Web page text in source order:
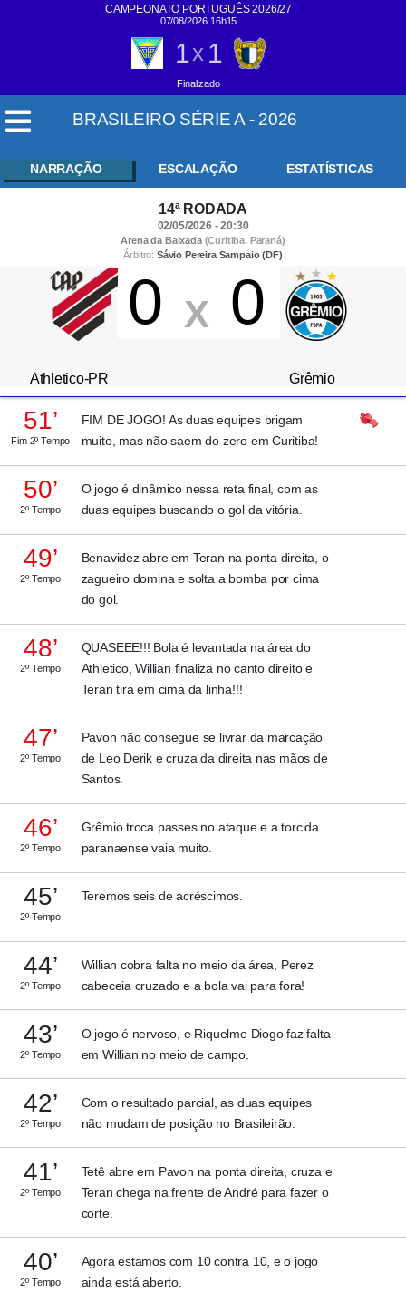
CAMPEONATO PORTUGUÊS 2026/27
07/08/2026 16h15
1x 1
Finalizado
BRASILEIRO SÉRIE A - 2026
NARRAÇÃO ESCALAÇÃO ESTATÍSTICAS
14ª RODADA
02/05/2026 - 20:30
Arena da Baixada (Curitiba, Paraná)
Árbitro: Sávio Pereira Sampaio (DF)
Athletico-PR
0 X 0
Grêmio
51’
Fim 2º Tempo
FIM DE JOGO! As duas equipes brigam
muito, mas não saem do zero em Curitiba!
50’
2º Tempo
O jogo é dinâmico nessa reta final, com as
duas equipes buscando o gol da vitória.
49’
2º Tempo
Benavidez abre em Teran na ponta direita, o
zagueiro domina e solta a bomba por cima
do gol.
48’
2º Tempo
QUASEEE!!! Bola é levantada na área do
Athletico, Willian finaliza no canto direito e
Teran tira em cima da linha!!!
47’
2º Tempo
Pavon não consegue se livrar da marcação
de Leo Derik e cruza da direita nas mãos de
Santos.
46’
2º Tempo
Grêmio troca passes no ataque e a torcida
paranaense vaia muito.
45’
2º Tempo
Teremos seis de acréscimos.
44’
2º Tempo
Willian cobra falta no meio da área, Perez
cabeceia cruzado e a bola vai para fora!
43’
2º Tempo
O jogo é nervoso, e Riquelme Diogo faz falta
em Willian no meio de campo.
42’
2º Tempo
Com o resultado parcial, as duas equipes
não mudam de posição no Brasileirão.
41’
2º Tempo
Tetê abre em Pavon na ponta direita, cruza e
Teran chega na frente de André para fazer o
corte.
40’
2º Tempo
Agora estamos com 10 contra 10, e o jogo
ainda está aberto.